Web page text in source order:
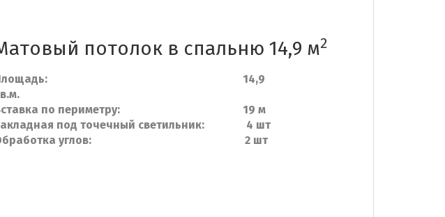
потолок в спальню 14,9 м2
14,9
по периметру: 19 м
под точечный светильник: 4 шт
углов: 2 шт